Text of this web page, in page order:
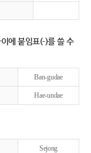
에 붙임표(-)를 쓸 수
Ban-gudae
Hae-undae
Sejong